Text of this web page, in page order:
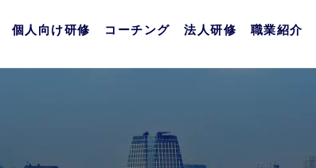
個人向け研修 コーチング 法人研修 職業紹介